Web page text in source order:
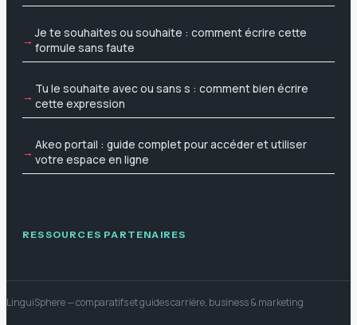
Je te souhaites ou souhaite : comment écrire cette
formule sans faute
Tu le souhaite avec ou sans s : comment bien écrire
cette expression
Akeo portail : guide complet pour accéder et utiliser
votre espace en ligne
RESSOURCES PARTENAIRES
LinguiSphere— comparatifs et guides carrière, business & marketing